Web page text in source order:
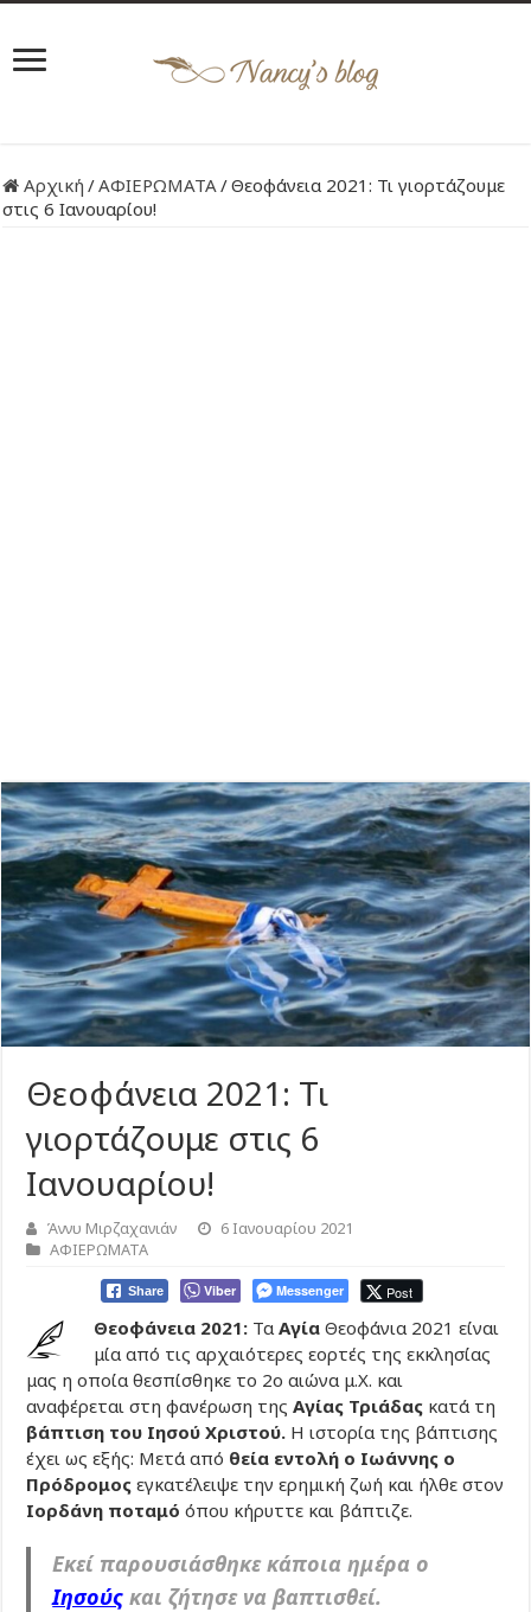
Αρχική /ΑΦΙΕΡΩΜΑΤΑ/Θεοφάνεια 2021: Τι γιορτάζουμε
στις 6 Ιανουαρίου!
Θεοφάνεια 2021: Τι
γιορτάζουμε στις 6
Ιανουαρίου!
Άννυ Μιρζαχανιάν
6 Ιανουαρίου 2021
ΑΦΙΕΡΩΜΑΤΑ
Share Viber Messenger Post
Θεοφάνεια 2021: ΤαΑγία Θεοφάνια 2021 είναι
μία από τις αρχαιότερες εορτές της εκκλησίας
μας η οποία θεσπίσθηκε το 2ο αιώνα μ.Χ. και
αναφέρεται στη φανέρωση τηςΑγίας Τριάδας κατά τη
βάπτιση του Ιησού Χριστού. Η ιστορία της βάπτισης
έχει ως εξής: Μετά από θεία εντολή ο Ιωάννης ο
Πρόδρομος εγκατέλειψε την ερημική ζωή και ήλθε στον
Ιορδάνη ποταμό όπου κήρυττε και βάπτιζε.
Εκεί παρουσιάσθηκε κάποια ημέρα ο
Ιησούς και ζήτησε να βαπτισθεί.